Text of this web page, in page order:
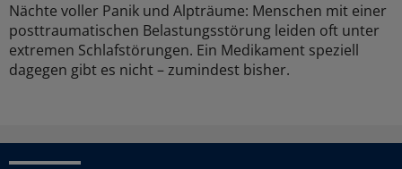
Nächte voller Panik und Alpträume: Menschen mit einer
posttraumatischen Belastungsstörung leiden oft unter
extremen Schlafstörungen. Ein Medikament speziell
dagegen gibt es nicht – zumindest bisher.